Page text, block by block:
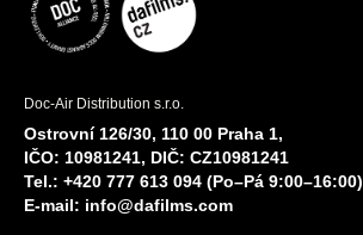
Doc-Air Distribution s.r.o.
Ostrovní 126/30, 110 00 Praha 1,
IČO: 10981241, DIČ: CZ10981241
Tel.: +420 777 613 094 (Po–Pá 9:00–16:00)
E-mail: info@dafilms.com